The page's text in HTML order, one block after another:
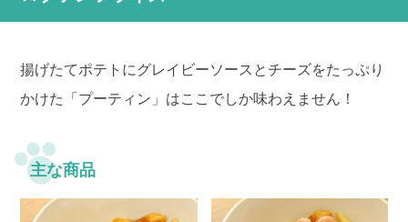
ステージショー
アシカショー
レストラン・ショップ
プールWAI
団体のお客様
揚げたてポテトにグレイビーソースとチーズをたっぷり
かけた「プーティン」はここでしか味わえません！
主な商品